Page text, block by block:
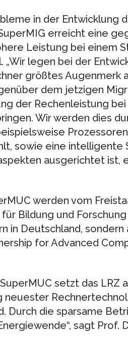
in der Entwicklung
erreicht eine
Leistung bei einem
„Wir legen bei der
größtes Augenmerk
dem jetzigen
der Rechenleistung
Wir werden dies
sowie eine
ausgerichtet ist,
werden vom
Bildung und
in Deutschland, sondern
for Advanced
setzt das LRZ
Durch die sparsame
sagt Prof.